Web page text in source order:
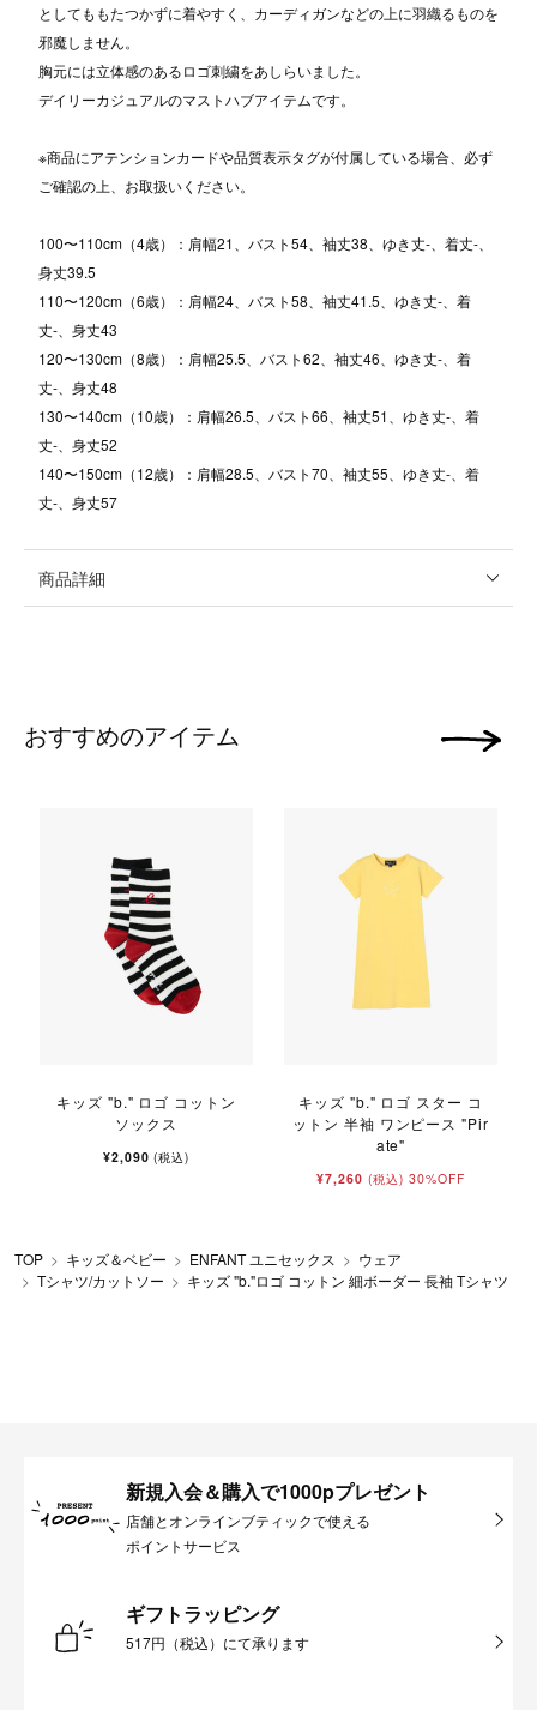
としてももたつかずに着やすく、カーディガンなどの上に羽織るものを
邪魔しません。
胸元には立体感のあるロゴ刺繍をあしらいました。
デイリーカジュアルのマストハブアイテムです。
※商品にアテンションカードや品質表示タグが付属している場合、必ず
ご確認の上、お取扱いください。
100〜110cm（4歳）：肩幅21、バスト54、袖丈38、ゆき丈-、着丈-、
身丈39.5
110〜120cm（6歳）：肩幅24、バスト58、袖丈41.5、ゆき丈-、着
丈-、身丈43
120〜130cm（8歳）：肩幅25.5、バスト62、袖丈46、ゆき丈-、着
丈-、身丈48
130〜140cm（10歳）：肩幅26.5、バスト66、袖丈51、ゆき丈-、着
丈-、身丈52
140〜150cm（12歳）：肩幅28.5、バスト70、袖丈55、ゆき丈-、着
丈-、身丈57
商品詳細
おすすめのアイテム
キッズ "b." ロゴ コットン
ソックス
¥2,090(税込)
キッズ "b." ロゴ スター コ
ットン 半袖 ワンピース "Pir
ate"
¥7,260 (税込) 30%OFF
次の画像
TOP キッズ＆ベビー ENFANT ユニセックス
ウェア
Tシャツ/カットソー
キッズ "b."ロゴ コットン 細ボーダー 長袖 Tシャツ
新規入会＆購入で1000pプレゼント
店舗とオンラインブティックで使える
ポイントサービス
ギフトラッピング
517円（税込）にて承ります